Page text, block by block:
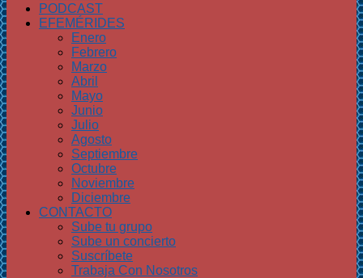
PODCAST
EFEMÉRIDES
Enero
Febrero
Marzo
Abril
Mayo
Junio
Julio
Agosto
Septiembre
Octubre
Noviembre
Diciembre
CONTACTO
Sube tu grupo
Sube un concierto
Suscríbete
Trabaja Con Nosotros